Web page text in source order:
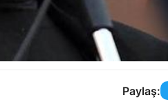
Paylaş: